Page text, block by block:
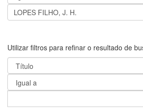
Utilizar filtros para refinar o resultado de